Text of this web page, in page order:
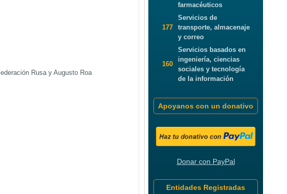
Rusa y Augusto Roa
farmacéuticos
177
Servicios de
transporte, almacenaje
y correo
160
Servicios basados en
ingeniería, ciencias
sociales y tecnología
de la información
Apoyanos con un donativo
Donar con PayPal
Entidades Registradas